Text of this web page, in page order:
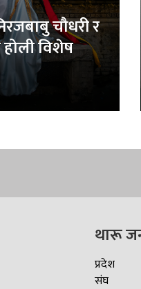
चौधरी र
विशेष
थारू
प्रदेश
संघ